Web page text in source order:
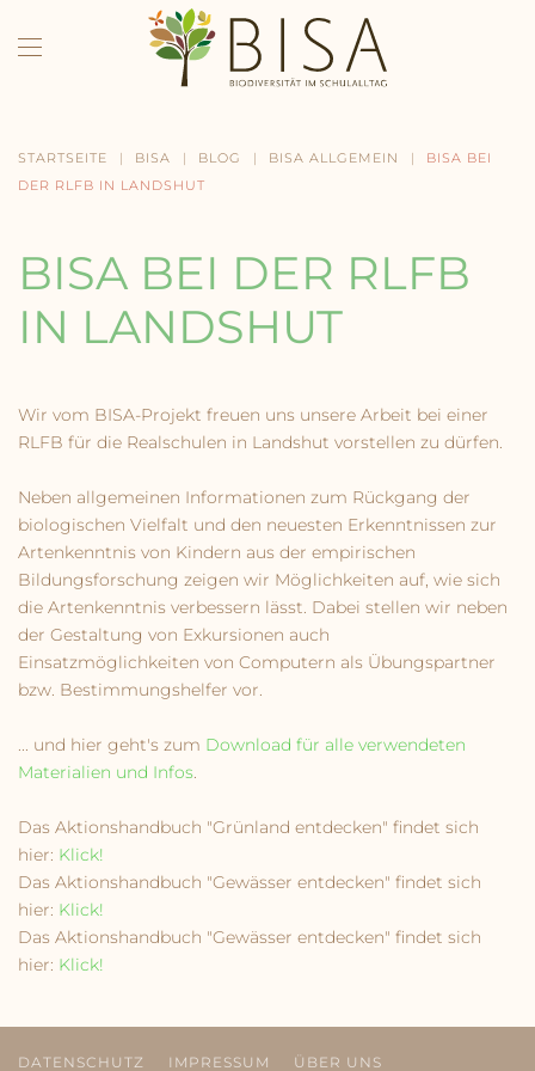
Skip to main content
STARTSEITE BISA BLOG BISA ALLGEMEIN
BISA BEI
DER RLFB IN LANDSHUT
BISA BEI DER RLFB
IN LANDSHUT
Wir vom BISA-Projekt freuen uns unsere Arbeit bei einer
RLFB für die Realschulen in Landshut vorstellen zu dürfen.
Neben allgemeinen Informationen zum Rückgang der
biologischen Vielfalt und den neuesten Erkenntnissen zur
Artenkenntnis von Kindern aus der empirischen
Bildungsforschung zeigen wir Möglichkeiten auf, wie sich
die Artenkenntnis verbessern lässt. Dabei stellen wir neben
der Gestaltung von Exkursionen auch
Einsatzmöglichkeiten von Computern als Übungspartner
bzw. Bestimmungshelfer vor.
... und hier geht's zum Download für alle verwendeten
Materialien und Infos.
Das Aktionshandbuch "Grünland entdecken" findet sich
hier: Klick!
Das Aktionshandbuch "Gewässer entdecken" findet sich
hier: Klick!
Das Aktionshandbuch "Gewässer entdecken" findet sich
hier: Klick!
DATENSCHUTZ IMPRESSUM ÜBER UNS